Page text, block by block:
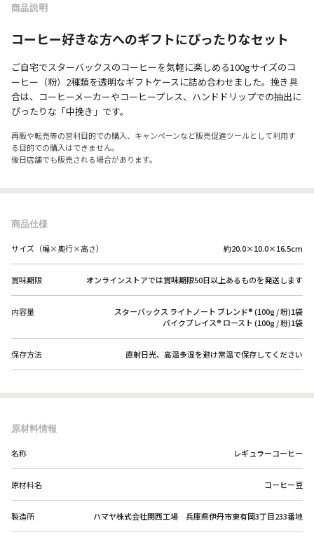
商品説明
コーヒー好きな方へのギフトにぴったりなセット
ご自宅でスターバックスのコーヒーを気軽に楽しめる100gサイズのコ
ーヒー（粉）2種類を透明なギフトケースに詰め合わせました。挽き具
合は、コーヒーメーカーやコーヒープレス、ハンドドリップでの抽出に
ぴったりな「中挽き」です。
再販や転売等の営利目的での購入、キャンペーンなど販売促進ツールとして利用す
る目的での購入はできません。
後日店舗でも販売される場合があります。
商品仕様
サイズ（幅×奥行×高さ） 約20.0×10.0×16.5cm
賞味期限 オンラインストアでは賞味期限50日以上あるものを発送します
内容量
スターバックス ライトノート ブレンド® (100g / 粉)1袋
パイクプレイス® ロースト (100g / 粉)1袋
保存方法 直射日光、高温多湿を避け常温で保存してください
原材料情報
名称 レギュラーコーヒー
原材料名 コーヒー豆
製造所 ハマヤ株式会社関西工場 兵庫県伊丹市東有岡3丁目233番地